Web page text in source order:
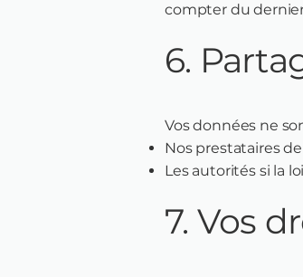
compter du
6.
Vos données ne
Nos prestataires
Les autorités si la
7. Vos